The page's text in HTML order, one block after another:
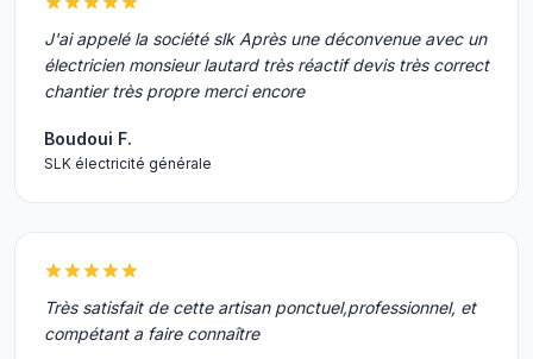
J'ai appelé la société slk Après une déconvenue avec un
électricien monsieur lautard très réactif devis très correct
chantier très propre merci encore
Boudoui F.
SLK électricité générale
Très satisfait de cette artisan ponctuel,professionnel, et
compétant a faire connaître